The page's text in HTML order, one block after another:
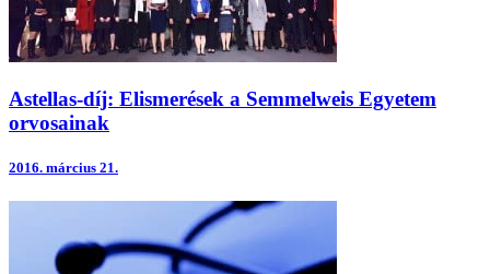
Astellas-díj: Elismerések a Semmelweis Egyetem
orvosainak
2016. március 21.